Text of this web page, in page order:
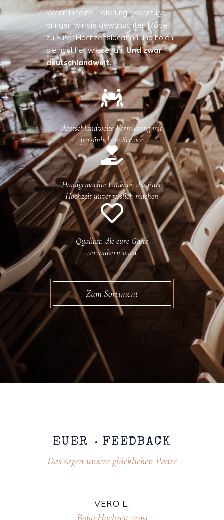
Wenn Ihr eine Lieferung bevorzugt,
bringen wir die gewünschten Möbel
zu Eurer Hochzeitslocation und holen
sie nachher wieder ab.Und zwar
deutschlandweit.
deutschlandweite Vermietung mit
persönlichem Service
Handgemachte Unikate, die Eure
Hochzeit unvergesslich machen
Qualität, die eure Gäste
verzaubern wird
Zum Sortiment
EUER
FEEDBACK
Das sagen unsere glücklichen Paare
ANNE HUBI